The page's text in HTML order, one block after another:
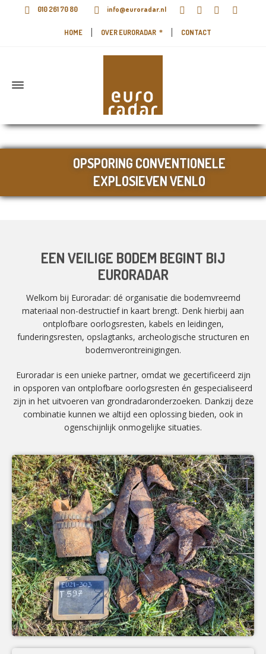
010 261 70 80 info@euroradar.nl
HOME OVER EURORADAR CONTACT
OPSPORING CONVENTIONELE
EXPLOSIEVEN VENLO
EEN VEILIGE BODEM BEGINT BIJ
EURORADAR
Welkom bij Euroradar: dé organisatie die bodemvreemd
materiaal non-destructief in kaart brengt. Denk hierbij aan
ontplofbare oorlogsresten, kabels en leidingen,
funderingsresten, opslagtanks, archeologische structuren en
bodemverontreinigingen.
Euroradar is een unieke partner, omdat we gecertificeerd zijn
in opsporen van ontplofbare oorlogsresten én gespecialiseerd
zijn in het uitvoeren van grondradaronderzoeken. Dankzij deze
combinatie kunnen we altijd een oplossing bieden, ook in
ogenschijnlijk onmogelijke situaties.